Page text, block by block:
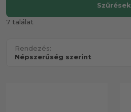
7 találat
Rendezés:
Szűrések